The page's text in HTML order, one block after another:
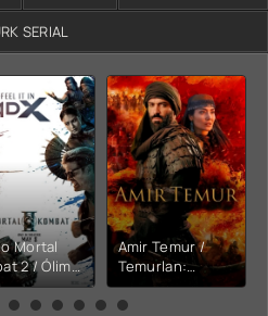
SERIAL
Mortal
2 / Ólim
2 (2026)
tilida
Amir Temur /
Temurlan:
Fathchining
yuksalishi